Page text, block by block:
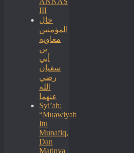
III
خال
المؤمنين
معاوية
بن
أبي
سفيان
رضي
الله
عنهما
Syi’ah:
“Muawiyah
Itu
Munafiq,
Dan
Matinya